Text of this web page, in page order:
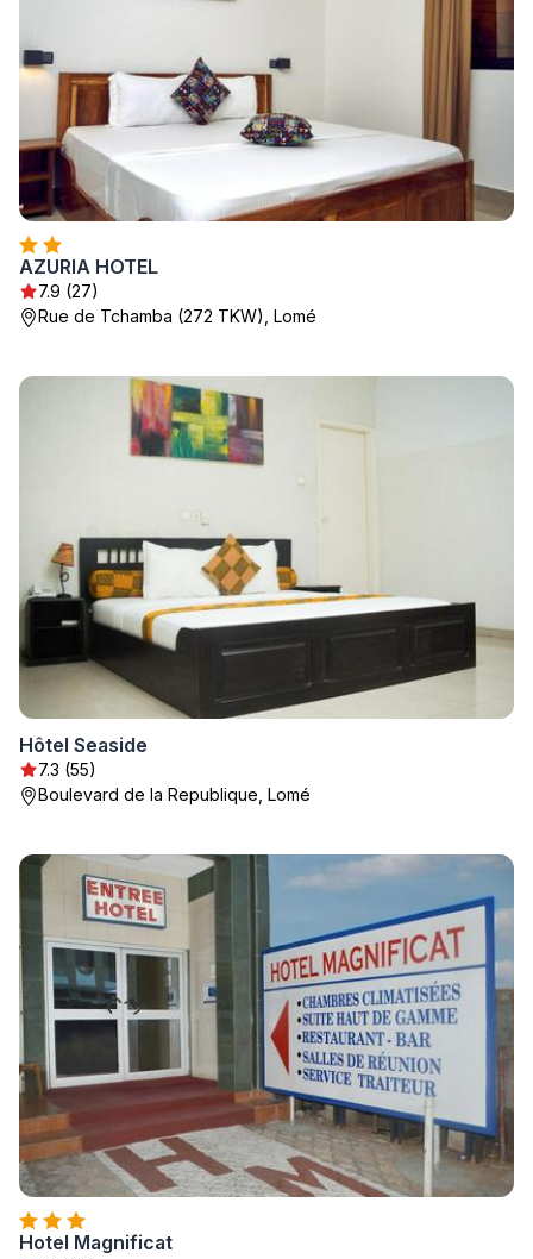
AZURIA HOTEL
7.9 (27)
Rue de Tchamba (272 TKW), Lomé
Hôtel Seaside
7.3 (55)
Boulevard de la Republique, Lomé
Hotel Magnificat